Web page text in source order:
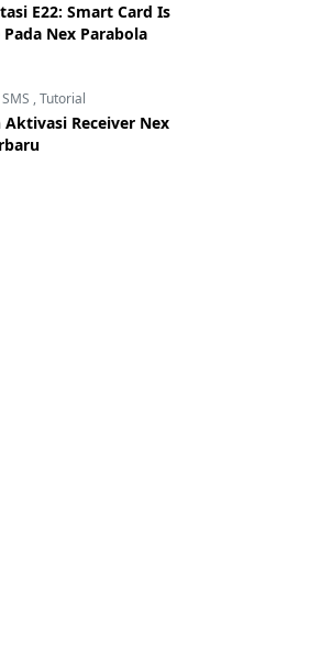
E22: Smart Card Is
Nex Parabola
SMS ,Tutorial
Aktivasi Receiver Nex